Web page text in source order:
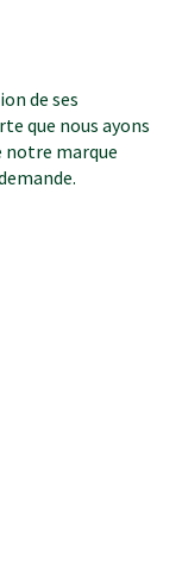
de ses
que nous ayons
notre marque